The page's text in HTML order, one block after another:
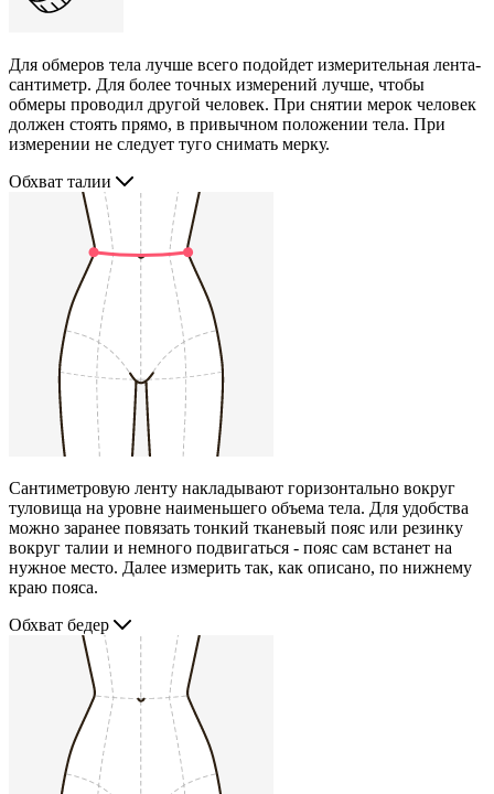
Для обмеров тела лучше всего подойдет измерительная лента-
сантиметр. Для более точных измерений лучше, чтобы
обмеры проводил другой человек. При снятии мерок человек
должен стоять прямо, в привычном положении тела. При
измерении не следует туго снимать мерку.
Обхват талии
Сантиметровую ленту накладывают горизонтально вокруг
туловища на уровне наименьшего объема тела. Для удобства
можно заранее повязать тонкий тканевый пояс или резинку
вокруг талии и немного подвигаться - пояс сам встанет на
нужное место. Далее измерить так, как описано, по нижнему
краю пояса.
Обхват бедер